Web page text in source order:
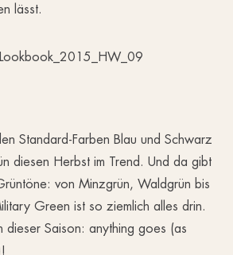
lässt.
Standard-Farben Blau und Schwarz
diesen Herbst im Trend. Und da gibt
von Minzgrün, Waldgrün bis
Green ist so ziemlich alles drin.
dieser Saison: anything goes (as